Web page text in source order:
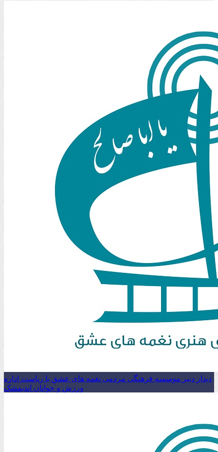
دیدار دبیر موسسه فرهنگی مردمی نغمه های عشق با ریاست اداره
ورزش و جوانان اندیمشک